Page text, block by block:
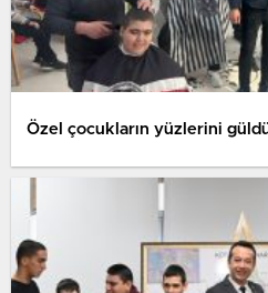
Özel çocukların yüzlerini